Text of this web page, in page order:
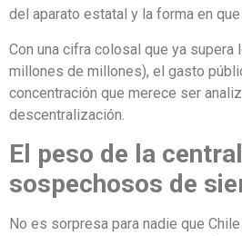
del aparato estatal y la forma en
Con una cifra colosal que ya supera
millones de millones), el gasto
concentración que merece ser
descentralización.
El peso de la
sospechosos de
No es sorpresa para nadie que